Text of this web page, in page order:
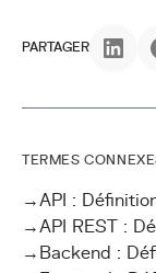
PARTAGER
TERMES
→API :
→API REST :
→ Backend :